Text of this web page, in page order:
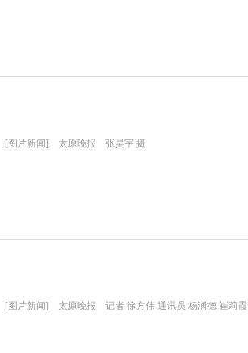
[图片新闻] 太原晚报 张昊宇 摄
[图片新闻] 太原晚报 记者 徐方伟 通讯员 杨润德 崔莉霞